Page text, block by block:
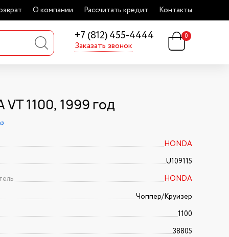
О компании Рассчитать кредит Контакты
+7 (812) 455-4444
Заказать звонок
0
VT 1100, 1999 год
HONDA
U109115
HONDA
Чоппер/Круизер
1100
38805